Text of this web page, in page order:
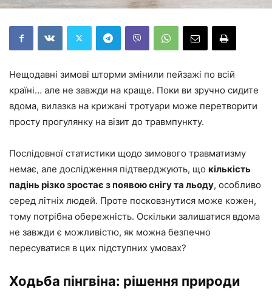
Нещодавні зимові шторми змінили пейзажі по всій
країні… але не завжди на краще. Поки ви зручно сидите
вдома, вилазка на крижані тротуари може перетворити
просту прогулянку на візит до травмпункту.
Послідовної статистики щодо зимового травматизму
немає, але дослідження підтверджують, що кількість
падінь різко зростає з появою снігу та льоду, особливо
серед літніх людей. Проте посковзнутися може кожен,
тому потрібна обережність. Оскільки залишатися вдома
не завжди є можливістю, як можна безпечно
пересуватися в цих підступних умовах?
Ходьба пінгвіна: рішення природи